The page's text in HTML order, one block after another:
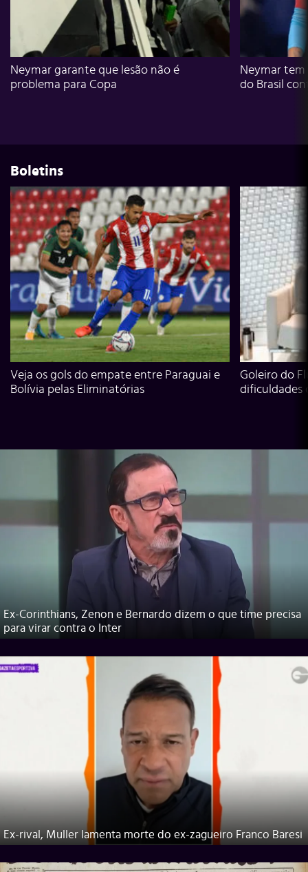
Neymar garante que lesão não é
problema para Copa
Neymar
do Brasil
Boletins
Veja os gols do empate entre Paraguai e
Bolívia pelas Eliminatórias
Goleiro do
dificuldades
Ex-Corinthians, Zenon e Bernardo dizem o que time precisa
para virar contra o Inter
Ex-rival, Muller lamenta morte do ex-zagueiro Franco Baresi